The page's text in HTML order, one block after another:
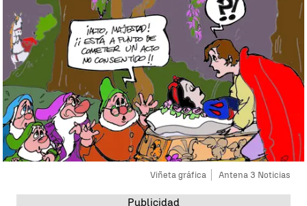
Viñeta gráfica Antena 3 Noticias